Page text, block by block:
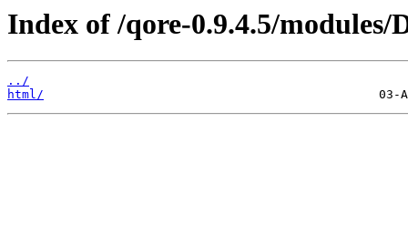
Index of /qore-0.9.4.5/modules/
../
html/